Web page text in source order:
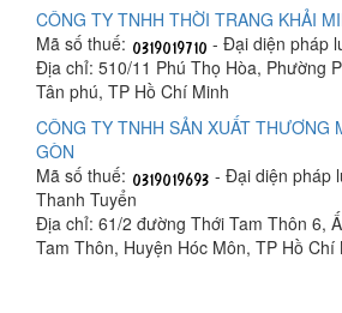
CÔNG TY TNHH THỜI TRANG KHẢI
Mã số thuế:
- Đại diện pháp
Địa chỉ: 510/11 Phú Thọ Hòa, Phường
Tân phú, TP Hồ Chí Minh
CÔNG TY TNHH SẢN XUẤT THƯƠNG
GÒN
Mã số thuế:
- Đại diện pháp
Thanh Tuyển
Địa chỉ: 61/2 đường Thới Tam Thôn 6,
Tam Thôn, Huyện Hóc Môn, TP Hồ Chí